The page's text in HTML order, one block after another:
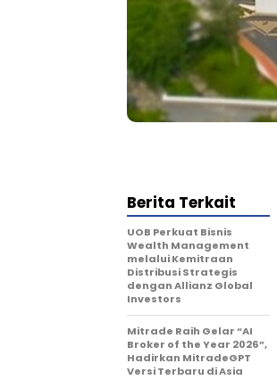
Berita Terkait
UOB Perkuat Bisnis
Wealth Management
melalui Kemitraan
Distribusi Strategis
dengan Allianz Global
Investors
Mitrade Raih Gelar “AI
Broker of the Year 2026”,
Hadirkan MitradeGPT
Versi Terbaru di Asia